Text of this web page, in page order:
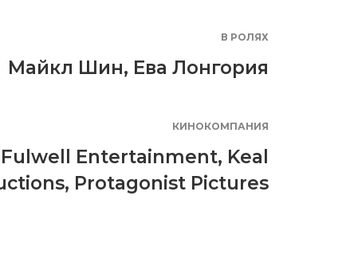
В РОЛЯХ
Майкл Шин, Ева Лонгория
КИНОКОМПАНИЯ
Fulwell Entertainment, Keal
, Protagonist Pictures